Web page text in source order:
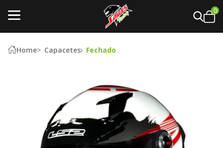
0
Home Capacetes Fechado